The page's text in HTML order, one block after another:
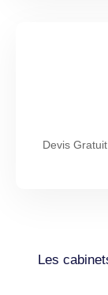
Devis
Les